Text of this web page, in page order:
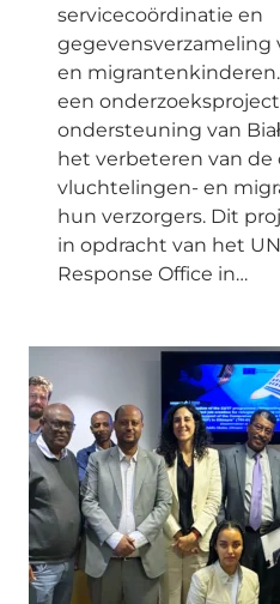
servicecoördinatie en
en
een
ondersteuning van
het verbeteren van
vluchtelingen- en
hun verzorgers. Dit
in opdracht van het
Response Office in…